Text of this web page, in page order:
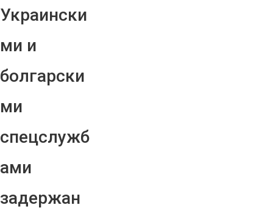
Украински
ми и
болгарски
ми
спецслужб
ами
задержан